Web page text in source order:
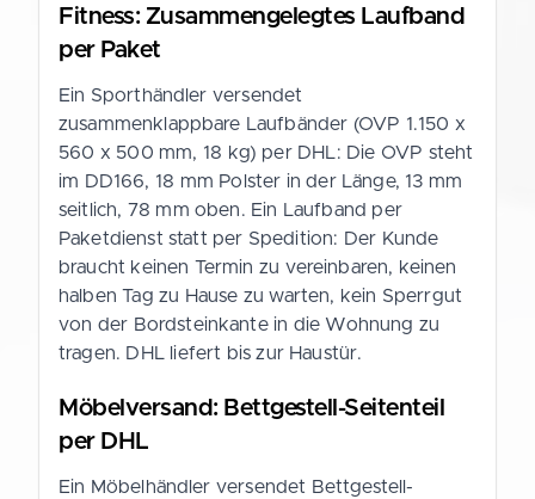
Fitness: Zusammengelegtes Laufband
per Paket
Ein Sporthändler versendet
zusammenklappbare Laufbänder (OVP 1.150 x
560 x 500 mm, 18 kg) per DHL: Die OVP steht
im DD166, 18 mm Polster in der Länge, 13 mm
seitlich, 78 mm oben. Ein Laufband per
Paketdienst statt per Spedition: Der Kunde
braucht keinen Termin zu vereinbaren, keinen
halben Tag zu Hause zu warten, kein Sperrgut
von der Bordsteinkante in die Wohnung zu
tragen. DHL liefert bis zur Haustür.
Möbelversand: Bettgestell-Seitenteil
per DHL
Ein Möbelhändler versendet Bettgestell-